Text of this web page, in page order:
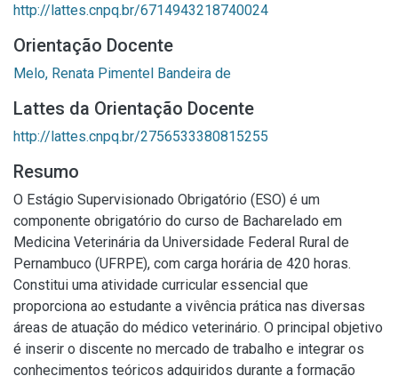
http://lattes.cnpq.br/6714943218740024
Orientação Docente
Melo, Renata Pimentel Bandeira de
Lattes da Orientação Docente
http://lattes.cnpq.br/2756533380815255
Resumo
O Estágio Supervisionado Obrigatório (ESO) é um
componente obrigatório do curso de Bacharelado em
Medicina Veterinária da Universidade Federal Rural de
Pernambuco (UFRPE), com carga horária de 420 horas.
Constitui uma atividade curricular essencial que
proporciona ao estudante a vivência prática nas diversas
áreas de atuação do médico veterinário. O principal objetivo
é inserir o discente no mercado de trabalho e integrar os
conhecimentos teóricos adquiridos durante a formação